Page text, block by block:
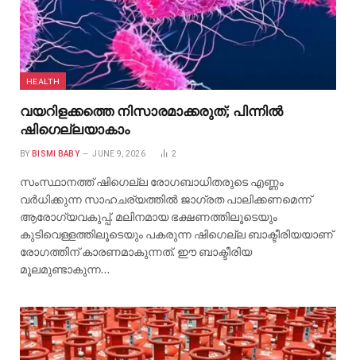
HEALTH
വയറിളക്കത്തെ നിസാരമാക്കരുത്; പിന്നിൽ
ഷിഗെല്ലയാകാം
BY BISMI BABY JUNE 9, 2026 2
സംസ്ഥാനത്ത് ഷിഗെല്ല രോഗബാധിതരുടെ എണ്ണം
വർധിക്കുന്ന സാഹചര്യത്തിൽ ജാഗ്രത പാലിക്കണമെന്ന്
ആരോഗ്യവകുപ്പ്. മലിനമായ ഭക്ഷണത്തിലൂടെയും
കുടിവെള്ളത്തിലൂടെയും പകരുന്ന ഷിഗെല്ല ബാക്ടീരിയയാണ്
രോഗത്തിന് കാരണമാകുന്നത്. ഈ ബാക്ടീരിയ
മൂലമുണ്ടാകുന്ന…